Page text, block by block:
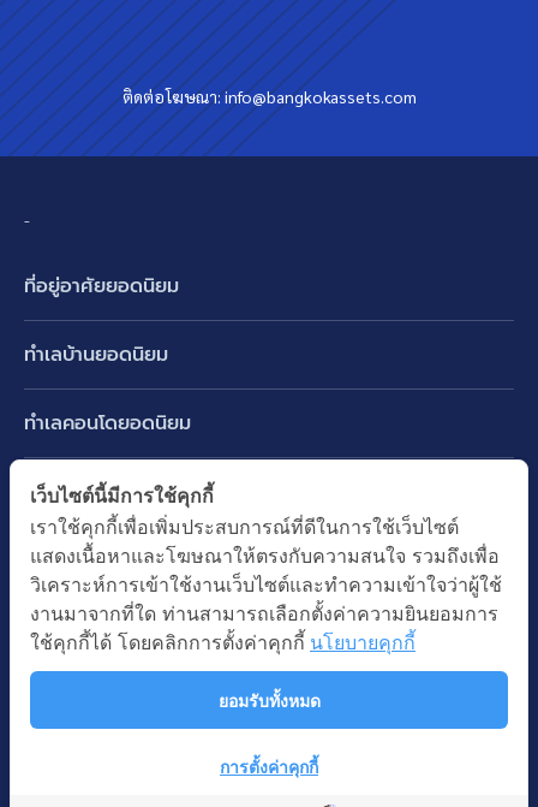
ติดต่อโฆษณา:info@bangkokassets.com
-
ที่อยู่อาศัยยอดนิยม
ทาวน์เฮ้าส์ ทาวน์โฮม
คอนโดมิเนียม
อาคารพาณิชย์ ตึกแถว
ที่ดินเปล่า
อพาร์ทเม้นท์ หอพัก
ออฟฟิต สำนักงาน
โรงงาน โกดัง
โรงแรม รีสอร์ท
ทำเลบ้านยอดนิยม
บางนา รามคำแหง 2
ปทุมธานี รังสิต ลำลูกกา
นนทบุรี บางใหญ่ บางบัวทอง
ทำเลคอนโดยอดนิยม
พระราม 9
อ่อนนุช ปุณณวิถี
รัชดาภิเษก ห้วยขวาง
ห้าแยกลาดพร้าว
ทำเล BTS ยอดนิยม
BTS ทองหล่อ
BTS เอกมัย
BTS พร้อมพงษ์
BTS อ่อนนุช
ทำเล MRT ยอดนิยม
MRT เพชรบุรี
MRT พระราม 9
MRT พหลโยธิน
คำค้นยอดนิยม
บ้านมือสอง
ซื้อบ้าน ขายบ้าน
นโยบายการใช้คุกกี้
สงวนลิขสิทธิ โดยบริษัท บางกอก แอสเซท อินเตอร์กรุ๊ป จำกัด (มหาชน).
เว็บไซต์นี้มีการใช้คุกกี้
เราใช้คุกกี้เพื่อเพิ่มประสบการณ์ที่ดีในการใช้เว็บไซต์
แสดงเนื้อหาและโฆษณาให้ตรงกับความสนใจ รวมถึงเพื่อ
วิเคราะห์การเข้าใช้งานเว็บไซต์และทำความเข้าใจว่าผู้ใช้
งานมาจากที่ใด ท่านสามารถเลือกตั้งค่าความยินยอมการ
ใช้คุกกี้ได้ โดยคลิกการตั้งค่าคุกกี้ นโยบายคุกกี้
ยอมรับทั้งหมด
การตั้งค่าคุกกี้